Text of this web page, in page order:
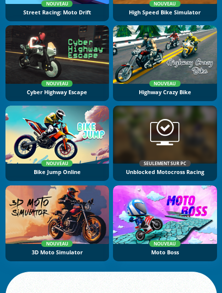
NOUVEAU
Street Racing: Moto Drift
NOUVEAU
High Speed Bike Simulator
NOUVEAU
Cyber Highway Escape
NOUVEAU
Highway Crazy Bike
NOUVEAU
Bike Jump Online
SEULEMENT SUR PC
Unblocked Motocross Racing
NOUVEAU
3D Moto Simulator
NOUVEAU
Moto Boss